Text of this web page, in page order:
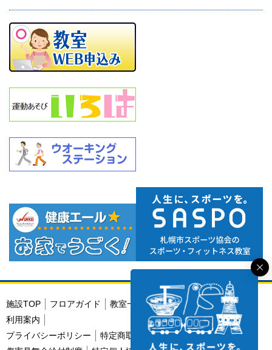
施設TOP フロアガイド 教室一覧 カレンダー
利用料金
利用案内
プライバシーポリシー
特定商取引法に基づく表示